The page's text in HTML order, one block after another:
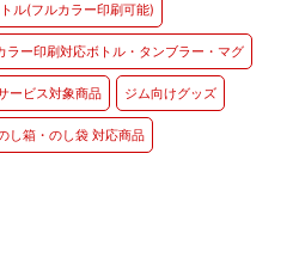
ル(フルカラー印刷可能)
ラー印刷対応ボトル・タンブラー・マグ
ービス対象商品 ジム向けグッズ
し箱・のし袋 対応商品